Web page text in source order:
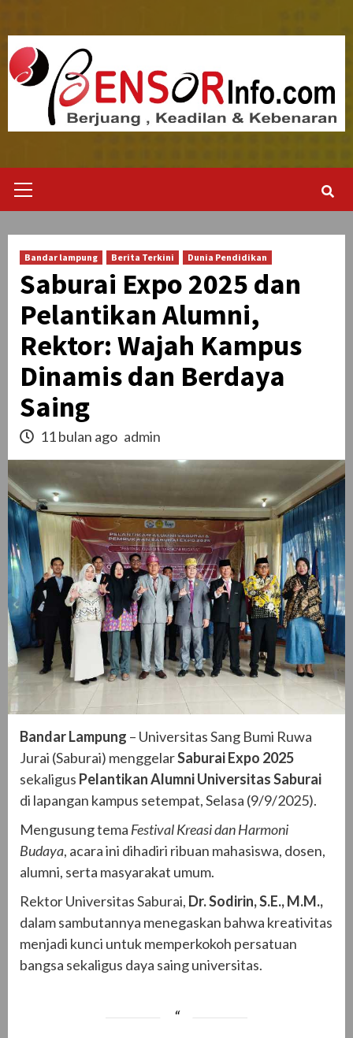
content
Menu
Bandar lampung Berita Terkini Dunia Pendidikan
Saburai Expo 2025 dan
Pelantikan Alumni,
Rektor: Wajah Kampus
Dinamis dan Berdaya
Saing
11 bulan ago admin
Bandar Lampung – Universitas Sang Bumi Ruwa
Jurai (Saburai) menggelarSaburai Expo 2025
sekaligus Pelantikan Alumni Universitas Saburai
di lapangan kampus setempat, Selasa (9/9/2025).
Mengusung tema Festival Kreasi dan Harmoni
Budaya, acara ini dihadiri ribuan mahasiswa, dosen,
alumni, serta masyarakat umum.
Rektor Universitas Saburai, Dr. Sodirin, S.E., M.M.,
dalam sambutannya menegaskan bahwa kreativitas
menjadi kunci untuk memperkokoh persatuan
bangsa sekaligus daya saing universitas.